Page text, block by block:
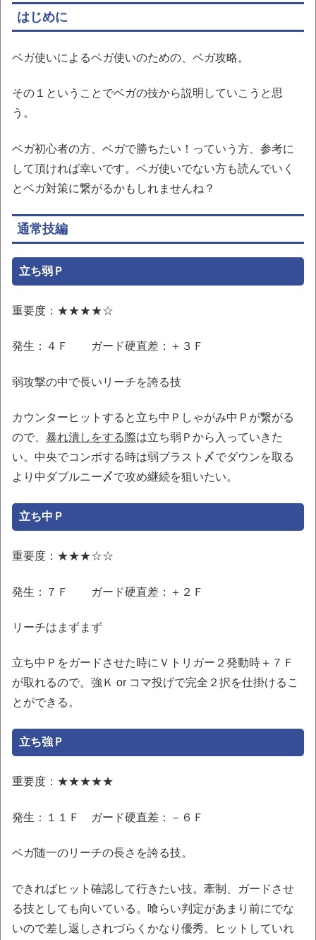
はじめに
ベガ使いによるベガ使いのための、ベガ攻略。
その１ということでベガの技から説明していこうと思
う。
ベガ初心者の方、ベガで勝ちたい！っていう方、参考に
して頂ければ幸いです。ベガ使いでない方も読んでいく
とベガ対策に繋がるかもしれませんね？
通常技編
立ち弱Ｐ
重要度：★★★★☆
発生：４Ｆ ガード硬直差：＋３Ｆ
弱攻撃の中で長いリーチを誇る技
カウンターヒットすると立ち中Ｐしゃがみ中Ｐが繋がる
ので、 暴れ潰しをする際は立ち弱Ｐから入っていきた
い。中央でコンボする時は弱ブラスト〆でダウンを取る
より中ダブルニー〆で攻め継続を狙いたい。
立ち中Ｐ
重要度：★★★☆☆
発生：７Ｆ ガード硬直差：＋２Ｆ
リーチはまずまず
立ち中Ｐをガードさせた時にＶトリガー２発動時＋７Ｆ
が取れるので。強Ｋ or コマ投げで完全２択を仕掛けるこ
とができる。
立ち強Ｐ
重要度：★★★★★
発生：１１Ｆ ガード硬直差：－６Ｆ
ベガ随一のリーチの長さを誇る技。
できればヒット確認して行きたい技。牽制、ガードさせ
る技としても向いている。喰らい判定があまり前にでな
いので差し返しされづらくかなり優秀。ヒットしていれ